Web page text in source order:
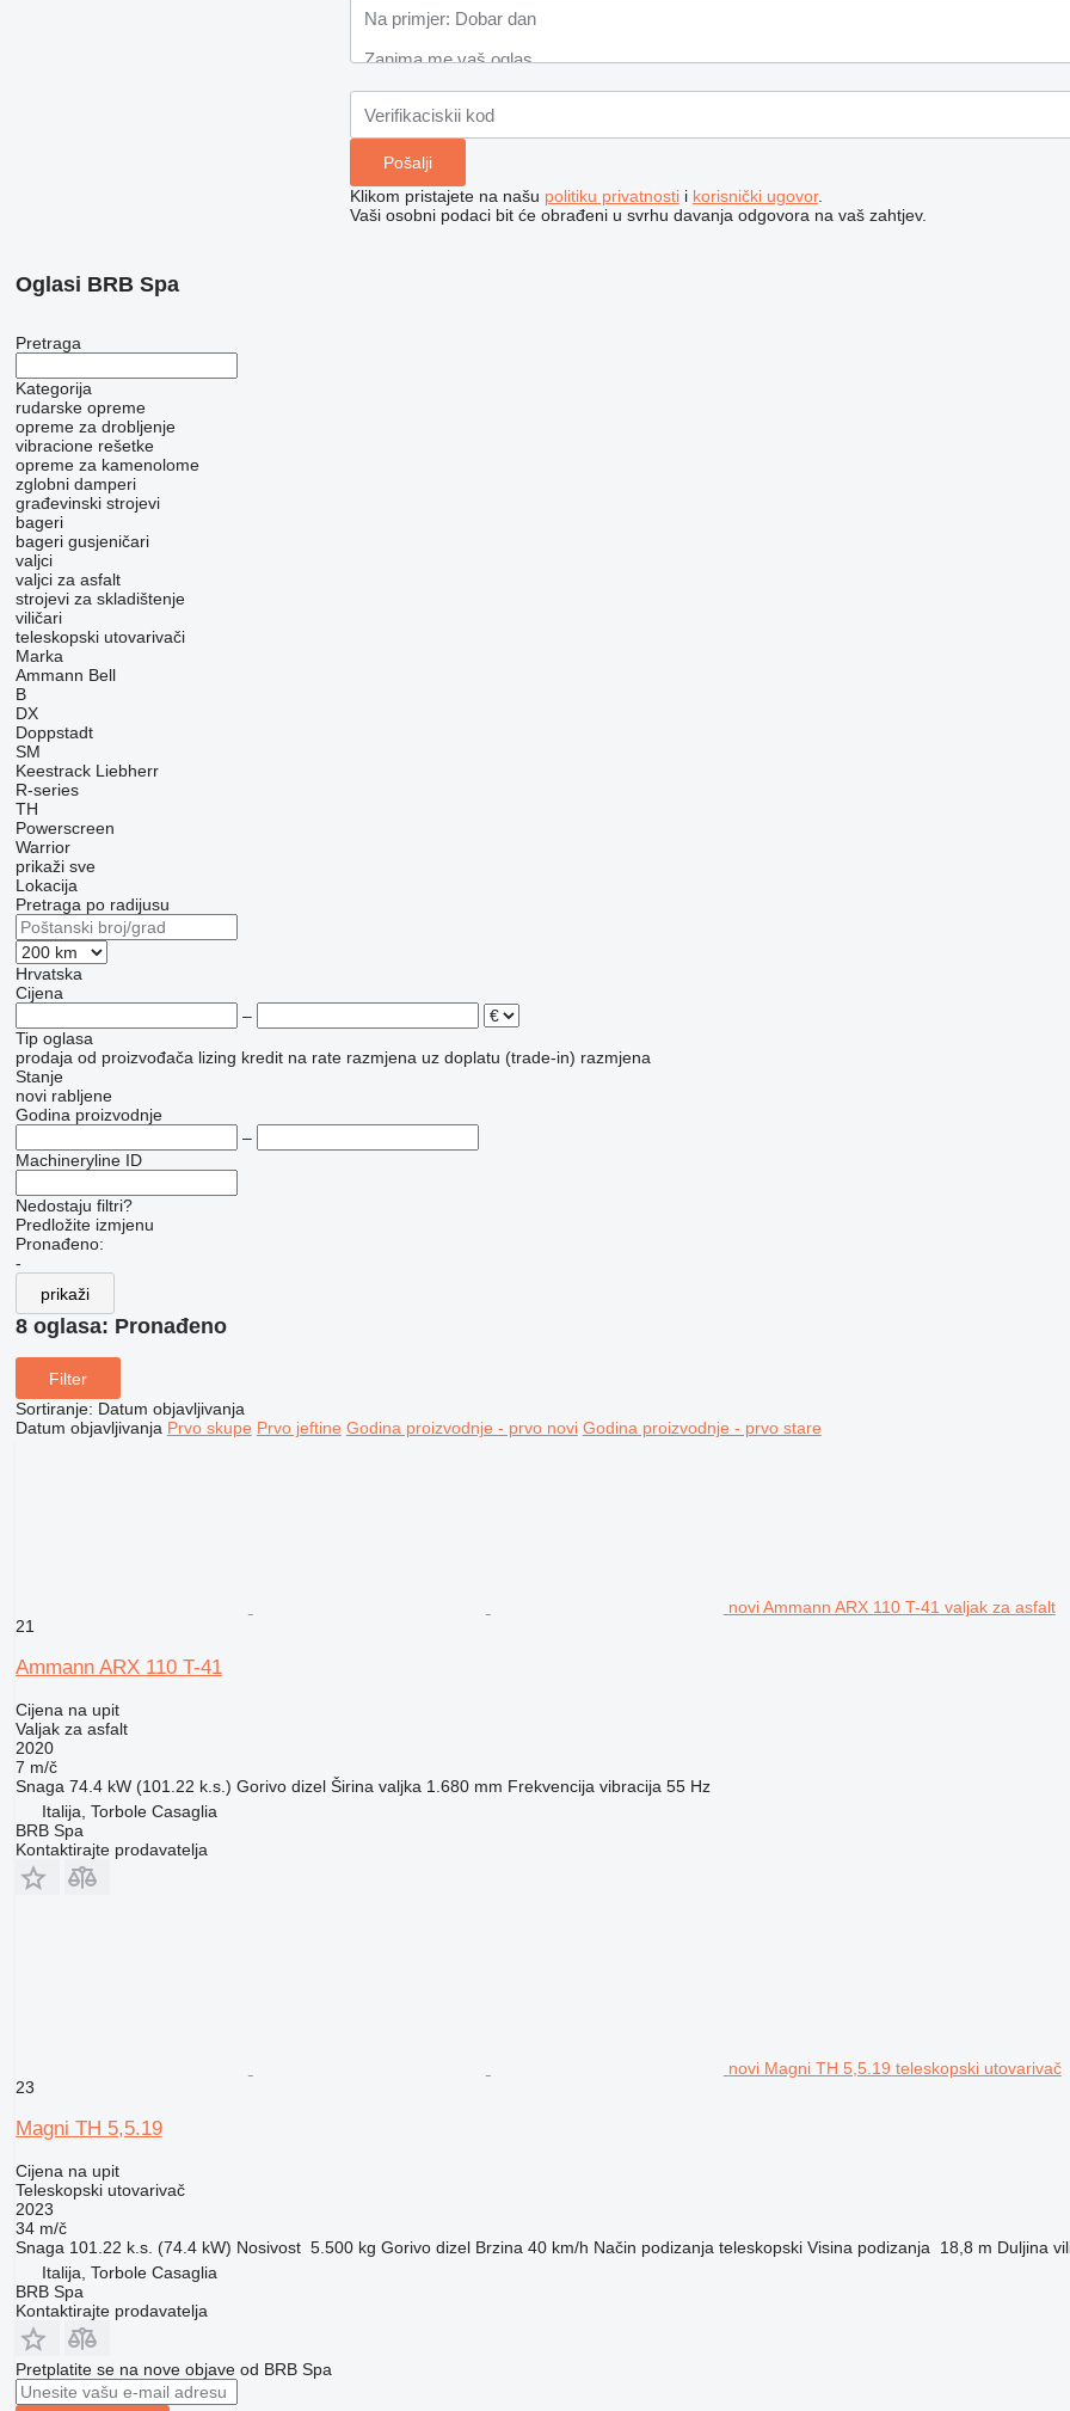
Klikom pristajete na našu politiku privatnostii korisnički ugovor.
Vaši osobni podaci bit će obrađeni u svrhu davanja odgovora na vaš zahtjev.
Oglasi BRB Spa
Pretraga
Kategorija
rudarske opreme
opreme za drobljenje
vibracione rešetke
opreme za kamenolome
zglobni damperi
građevinski strojevi
bageri
bageri gusjeničari
valjci
valjci za asfalt
strojevi za skladištenje
viličari
teleskopski utovarivači
Marka
Ammann Bell
B
DX
Doppstadt
SM
Keestrack Liebherr
R-series
TH
Powerscreen
Warrior
prikaži sve
Lokacija
Pretraga po radijusu
Hrvatska
Cijena
–
Tip oglasa
prodaja od proizvođača lizing kredit na rate razmjena uz doplatu (trade-in) razmjena
Stanje
novi rabljene
Godina proizvodnje
–
Machineryline ID
Nedostaju filtri?
Predložite izmjenu
Pronađeno:
-
prikaži
8 oglasa: Pronađeno
Filter
Sortiranje: Datum objavljivanja
Datum objavljivanja Prvo skupe Prvo jeftine Godina proizvodnje - prvo novi Godina proizvodnje - prvo stare
novi Ammann ARX 110 T-41 valjak za asfalt
21
Ammann ARX 110 T-41
Cijena na upit
Valjak za asfalt
2020
7 m/č
Snaga 74.4 kW (101.22 k.s.) Gorivo dizel Širina valjka 1.680 mm Frekvencija vibracija 55 Hz
Italija, Torbole Casaglia
BRB Spa
Kontaktirajte prodavatelja
novi Magni TH 5,5.19 teleskopski utovarivač
23
Magni TH 5,5.19
Cijena na upit
Teleskopski utovarivač
2023
34 m/č
Snaga 101.22 k.s. (74.4 kW) Nosivost 5.500 kg Gorivo dizel Brzina 40 km/h Način podizanja teleskopski Visina podizanja 18,8 m Duljina
Italija, Torbole Casaglia
BRB Spa
Kontaktirajte prodavatelja
Pretplatite se na nove objave od BRB Spa